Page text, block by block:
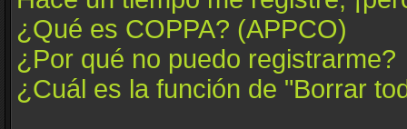
¿Qué es COPPA? (APPCO)
¿Por qué no puedo registrarme?
¿Cuál es la función de "Borrar